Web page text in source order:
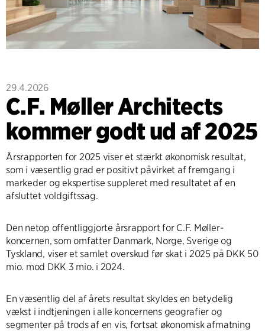
29.4.2026
C.F. Møller Architects
kommer godt ud af 2025
Årsrapporten for 2025 viser et stærkt økonomisk resultat,
som i væsentlig grad er positivt påvirket af fremgang i
markeder og ekspertise suppleret med resultatet af en
afsluttet voldgiftssag.
Den netop offentliggjorte årsrapport for C.F. Møller-
koncernen, som omfatter Danmark, Norge, Sverige og
Tyskland, viser et samlet overskud før skat i 2025 på DKK 50
mio. mod DKK 3 mio. i 2024.
En væsentlig del af årets resultat skyldes en betydelig
vækst i indtjeningen i alle koncernens geografier og
segmenter på trods af en vis, fortsat økonomisk afmatning